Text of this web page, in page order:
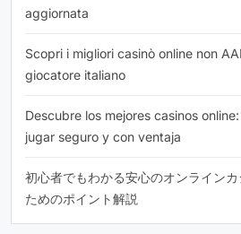
aggiornata
Scopri i migliori casinò online non
giocatore italiano
Descubre los mejores casinos
jugar seguro y con ventaja
初心者でもわかる安心のオンライン
ためのポイント解説